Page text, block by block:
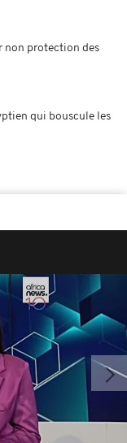
non protection des
qui bouscule les